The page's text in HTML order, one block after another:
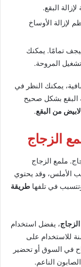
البقع.
لإزالة الأوساخ
تمامًا. يمكنك
المروحة.
يمكنك النظر في
البقع بشكل صحيح
من البقع.
الزجاج
ملمع الزجاج
الأملس، وقد يحتوي
في تلفها طريقة
، يفضل استخدام
للاستخدام على
في السوق أو تحضير
الناعم.